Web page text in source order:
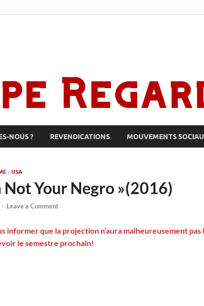
NOUS ? REVENDICATIONS MOUVEMENTS
/ USA
Not Your Negro »(2016)
- Leave a Comment
informer que la projection n’aura malheureusement pas
le semestre prochain!